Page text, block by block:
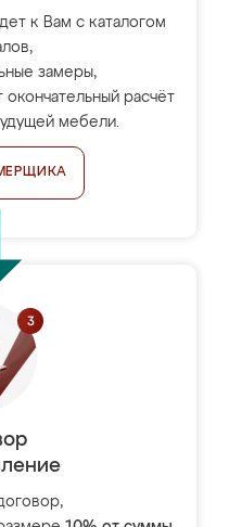
к Вам с каталогом
замеры,
расчёт
мебели.